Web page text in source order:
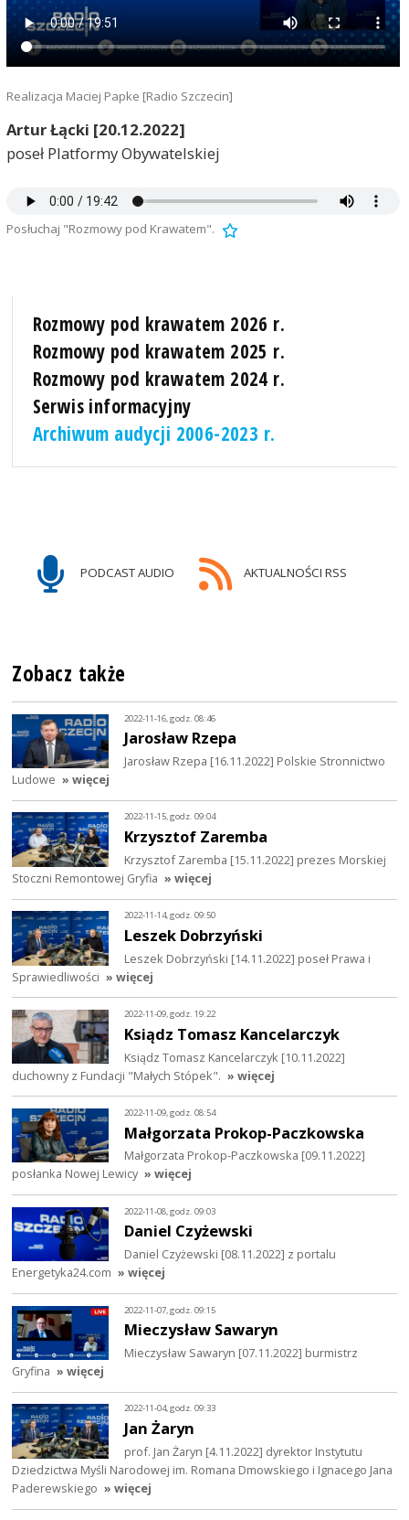
Realizacja Maciej Papke [Radio Szczecin]
Artur Łącki [20.12.2022]
poseł Platformy Obywatelskiej
Posłuchaj "Rozmowy pod Krawatem".
Rozmowy pod krawatem 2026 r.
Rozmowy pod krawatem 2025 r.
Rozmowy pod krawatem 2024 r.
Serwis informacyjny
Archiwum audycji 2006-2023 r.
PODCAST AUDIO AKTUALNOŚCI RSS
Zobacz także
2022-11-16, godz. 08:46
Jarosław Rzepa
Jarosław Rzepa [16.11.2022] Polskie Stronnictwo
Ludowe » więcej
2022-11-15, godz. 09:04
Krzysztof Zaremba
Krzysztof Zaremba [15.11.2022] prezes Morskiej
Stoczni Remontowej Gryfia » więcej
2022-11-14, godz. 09:50
Leszek Dobrzyński
Leszek Dobrzyński [14.11.2022] poseł Prawa i
Sprawiedliwości » więcej
2022-11-09, godz. 19:22
Ksiądz Tomasz Kancelarczyk
Ksiądz Tomasz Kancelarczyk [10.11.2022]
duchowny z Fundacji "Małych Stópek". » więcej
2022-11-09, godz. 08:54
Małgorzata Prokop-Paczkowska
Małgorzata Prokop-Paczkowska [09.11.2022]
posłanka Nowej Lewicy » więcej
2022-11-08, godz. 09:03
Daniel Czyżewski
Daniel Czyżewski [08.11.2022] z portalu
Energetyka24.com » więcej
2022-11-07, godz. 09:15
Mieczysław Sawaryn
Mieczysław Sawaryn [07.11.2022] burmistrz
Gryfina » więcej
2022-11-04, godz. 09:33
Jan Żaryn
prof. Jan Żaryn [4.11.2022] dyrektor Instytutu
Dziedzictwa Myśli Narodowej im. Romana Dmowskiego i Ignacego Jana
Paderewskiego » więcej